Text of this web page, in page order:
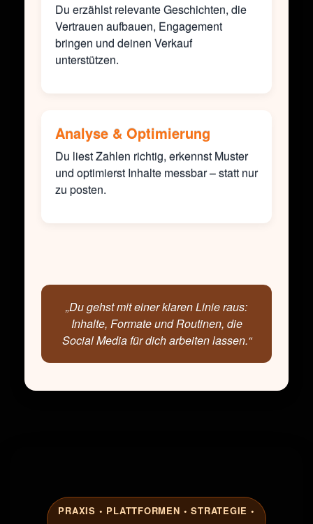
Du erzählst relevante Geschichten, die
Vertrauen aufbauen, Engagement
bringen und deinen Verkauf
unterstützen.
Analyse & Optimierung
Du liest Zahlen richtig, erkennst Muster
und optimierst Inhalte messbar – statt nur
zu posten.
„Du gehst mit einer klaren Linie raus:
Inhalte, Formate und Routinen, die
Social Media für dich arbeiten lassen.“
PRAXIS • PLATTFORMEN • STRATEGIE •